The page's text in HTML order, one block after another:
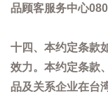
品顾客服务中心
十四、本约定条款
效力。本约定条款
品及关系企业在台